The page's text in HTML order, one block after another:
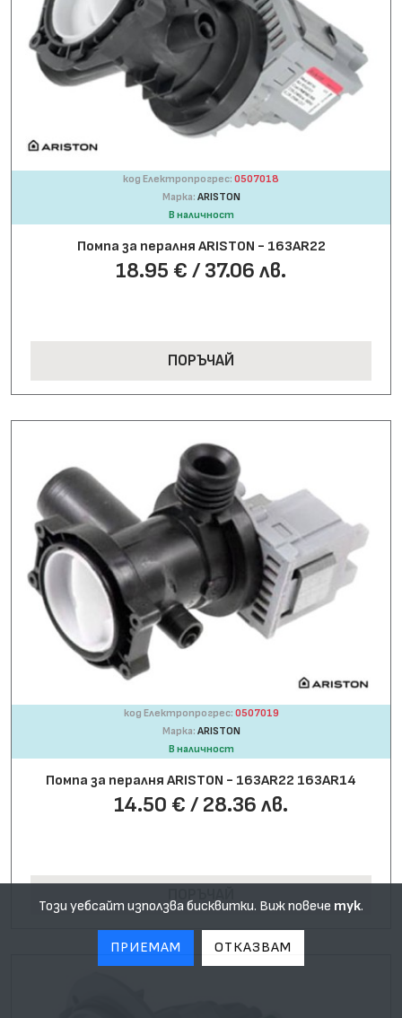
код Електропрогрес: 0507018
Марка: ARISTON
В наличност
Помпа за пералня ARISTON - 163AR22
18.95 € / 37.06 лв.
ПОРЪЧАЙ
код Електропрогрес: 0507019
Марка: ARISTON
В наличност
Помпа за пералня ARISTON - 163AR22 163AR14
14.50 € / 28.36 лв.
ПОРЪЧАЙ
Този уебсайт използва бисквитки. Виж повече тук.
ПРИЕМАМ ОТКАЗВАМ